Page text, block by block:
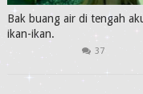
Bak buang air di tengah
ikan-ikan.
37